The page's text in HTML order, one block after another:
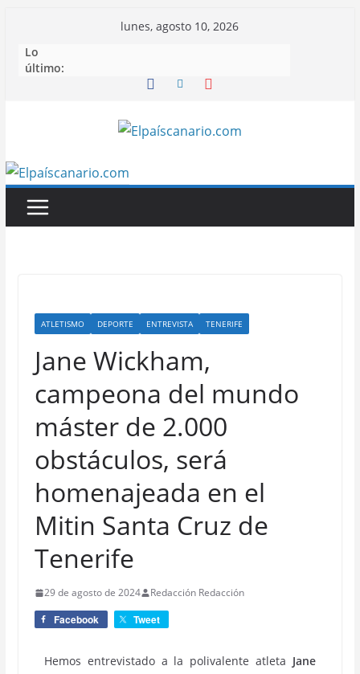
contenido
lunes, agosto 10, 2026
Lo
último:
ATLETISMO DEPORTE ENTREVISTA TENERIFE
Jane Wickham,
campeona del mundo
máster de 2.000
obstáculos, será
homenajeada en el
Mitin Santa Cruz de
Tenerife
29 de agosto de 2024 Redacción Redacción
Facebook Tweet
Hemos entrevistado a la polivalente atleta Jane